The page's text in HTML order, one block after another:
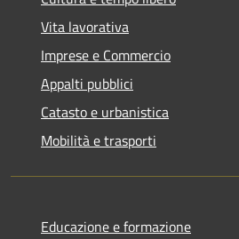
Vita lavorativa
Imprese e Commercio
Appalti pubblici
Catasto e urbanistica
Mobilità e trasporti
Educazione e formazione